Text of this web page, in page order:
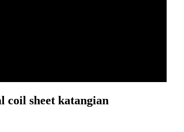
coil sheet katangian